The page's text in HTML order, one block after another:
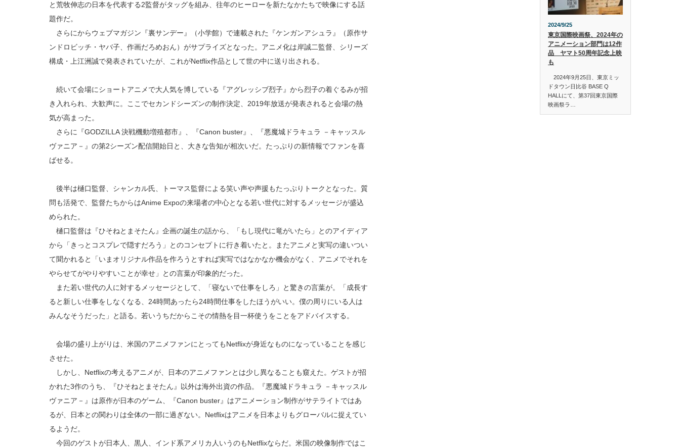
と荒牧伸志の日本を代表する2監督がタッグを組み、往年のヒーローを新たなかたちで映像にする話
題作だ。
さらにからウェブマガジン『裏サンデー』（小学館）で連載された『ケンガンアシュラ』（原作サ
ンドロビッチ・ヤバ子、作画だろめおん）がサプライズとなった。アニメ化は岸誠二監督、シリーズ
構成・上江洲誠で発表されていたが、これがNetflix作品として世の中に送り出される。
続いて会場にショートアニメで大人気を博している『アグレッシブ烈子』から烈子の着ぐるみが招
き入れられ、大歓声に。ここでセカンドシーズンの制作決定、2019年放送が発表されると会場の熱
気が高まった。
さらに『GODZILLA 決戦機動増殖都市』、『Canon buster』、『悪魔城ドラキュラ －キャッスル
ヴァニア－』の第2シーズン配信開始日と、大きな告知が相次いだ。たっぷりの新情報でファンを喜
ばせる。
後半は樋口監督、シャンカル氏、トーマス監督による笑い声や声援もたっぷりトークとなった。質
問も活発で、監督たちからはAnime Expoの来場者の中心となる若い世代に対するメッセージが盛込
められた。
樋口監督は『ひそねとまそたん』企画の誕生の話から、「もし現代に竜がいたら」とのアイディア
から「きっとコスプレで隠すだろう」とのコンセプトに行き着いたと。またアニメと実写の違いつい
て聞かれると「いまオリジナル作品を作ろうとすれば実写ではなかなか機会がなく、アニメでそれを
やらせてがやりやすいことが幸せ」との言葉が印象的だった。
また若い世代の人に対するメッセージとして、「寝ないで仕事をしろ」と驚きの言葉が。「成長す
ると新しい仕事をしなくなる、24時間あったら24時間仕事をしたほうがいい。僕の周りにいる人は
みんなそうだった」と語る。若いうちだからこその情熱を目一杯使うをことをアドバイスする。
会場の盛り上がりは、米国のアニメファンにとってもNetflixが身近なものになっていることを感じ
させた。
しかし、Netflixの考えるアニメが、日本のアニメファンとは少し異なることも窺えた。ゲストが招
かれた3作のうち、『ひそねとまそたん』以外は海外出資の作品。『悪魔城ドラキュラ －キャッスル
ヴァニア－』は原作が日本のゲーム、『Canon buster』はアニメーション制作がサテライトではあ
るが、日本との関わりは全体の一部に過ぎない。Netflixはアニメを日本よりもグローバルに捉えてい
るようだ。
今回のゲストが日本人、黒人、インド系アメリカ人いうのもNetflixならだ。米国の映像制作ではこ
2024/9/25
東京国際映画祭、2024年の
アニメーション部門は12作
品 ヤマト50周年記念上映
も
2024年9月25日、東京ミッ
ドタウン日比谷 BASE Q
HALLにて、第37回東京国際
映画祭ラ…